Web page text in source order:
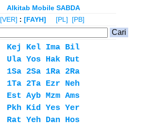
Alkitab Mobile SABDA
[VER] : [FAYH] [PL] [PB]
Kej Kel Ima Bil
Ula Yos Hak Rut
1Sa 2Sa 1Ra 2Ra
1Ta 2Ta Ezr
Neh
Est Ayb Mzm Ams
Pkh Kid Yes Yer
Rat Yeh Dan Hos